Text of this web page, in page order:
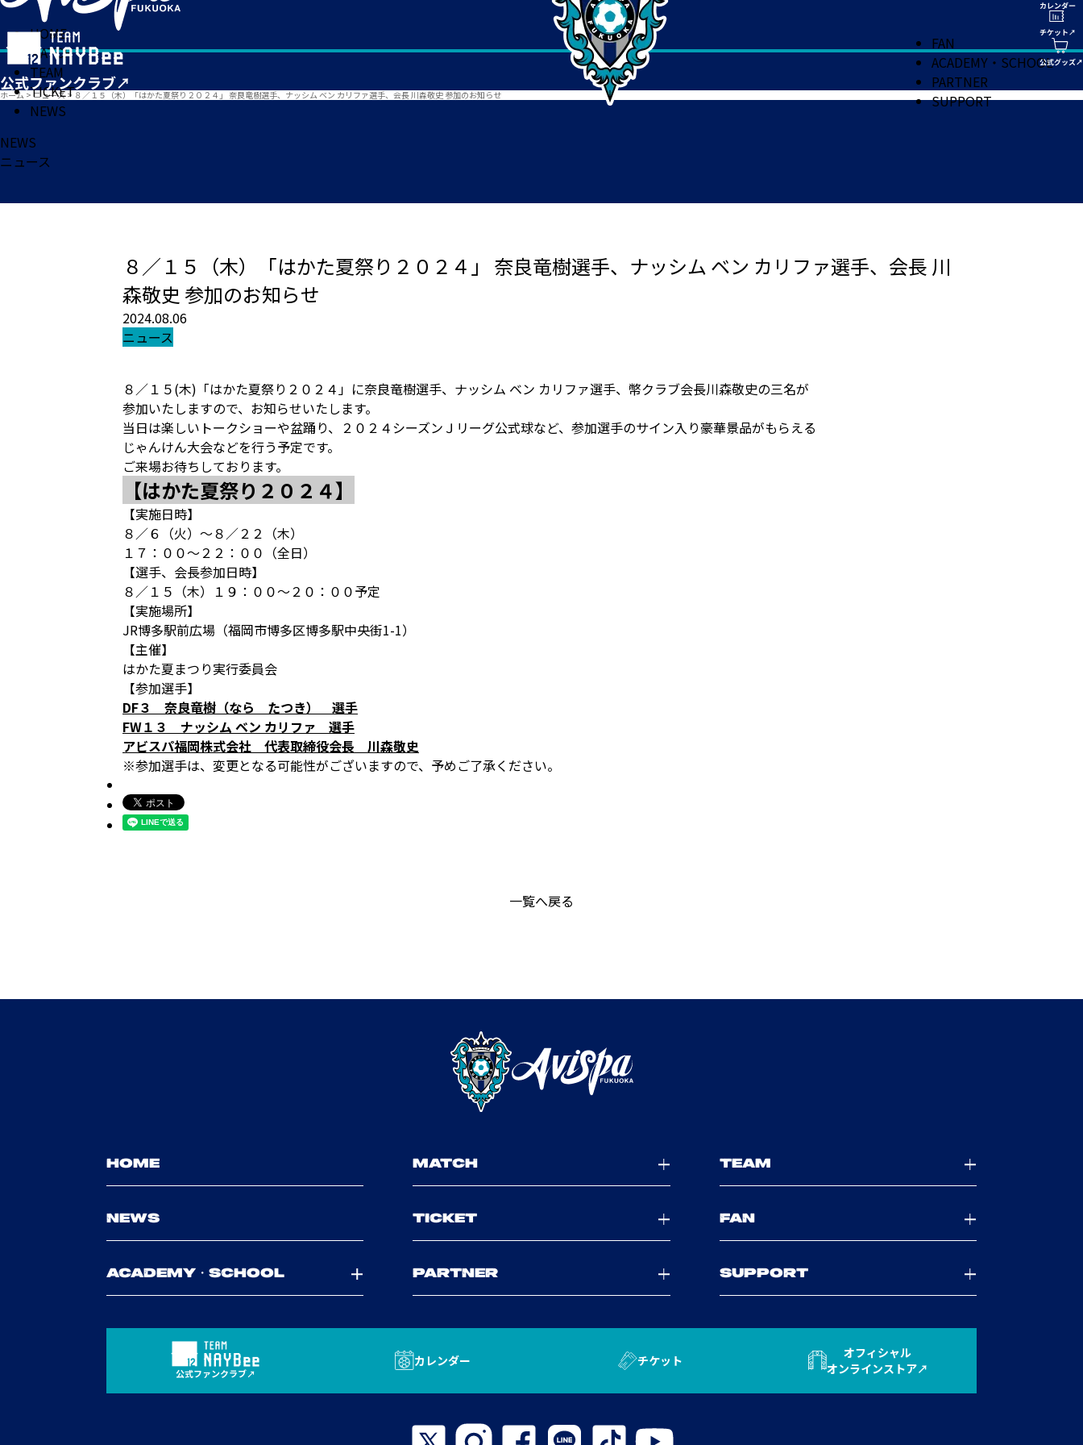
HOME
MATCH
TEAM
TICKET
NEWS
FAN
ACADEMY・SCHOOL
PARTNER
SUPPORT
ホーム > ニュース> ８／１５（木）「はかた夏祭り２０２４」 奈良竜樹選手、ナッシム ベン カリファ選手、会長 川森敬史 参加のお知らせ
NEWS
ニュース
８／１５（木）「はかた夏祭り２０２４」 奈良竜樹選手、ナッシム ベン カリファ選手、会長 川
森敬史 参加のお知らせ
2024.08.06
ニュース
８／１５(木)「はかた夏祭り２０２４」に奈良竜樹選手、ナッシム ベン カリファ選手、幣クラブ会長川森敬史の三名が
参加いたしますので、お知らせいたします。
当日は楽しいトークショーや盆踊り、２０２４シーズンＪリーグ公式球など、参加選手のサイン入り豪華景品がもらえる
じゃんけん大会などを行う予定です。
ご来場お待ちしております。
【はかた夏祭り２０２４】
【実施日時】
８／６（火）～８／２２（木）
１７：００～２２：００（全日）
【選手、会長参加日時】
８／１５（木）１９：００～２０：００予定
【実施場所】
JR博多駅前広場（福岡市博多区博多駅中央街1-1）
【主催】
はかた夏まつり実行委員会
【参加選手】
DF３ 奈良竜樹（なら たつき） 選手
FW１３ ナッシム ベン カリファ 選手
アビスパ福岡株式会社 代表取締役会長 川森敬史
※参加選手は、変更となる可能性がございますので、予めご了承ください。
一覧へ戻る
HOME MATCH TEAM
NEWS TICKET FAN
ACADEMY・SCHOOL PARTNER SUPPORT
公式ファンクラブ
カレンダー チケット
オフィシャル
オンラインストア